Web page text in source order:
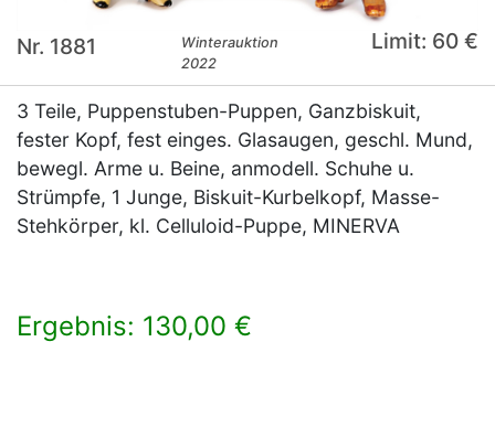
Nr. 1881
Winterauktion
2022
Limit: 60 €
3 Teile, Puppenstuben-Puppen, Ganzbiskuit,
fester Kopf, fest einges. Glasaugen, geschl. Mund,
bewegl. Arme u. Beine, anmodell. Schuhe u.
Strümpfe, 1 Junge, Biskuit-Kurbelkopf, Masse-
Stehkörper, kl. Celluloid-Puppe, MINERVA
Ergebnis: 130,00 €